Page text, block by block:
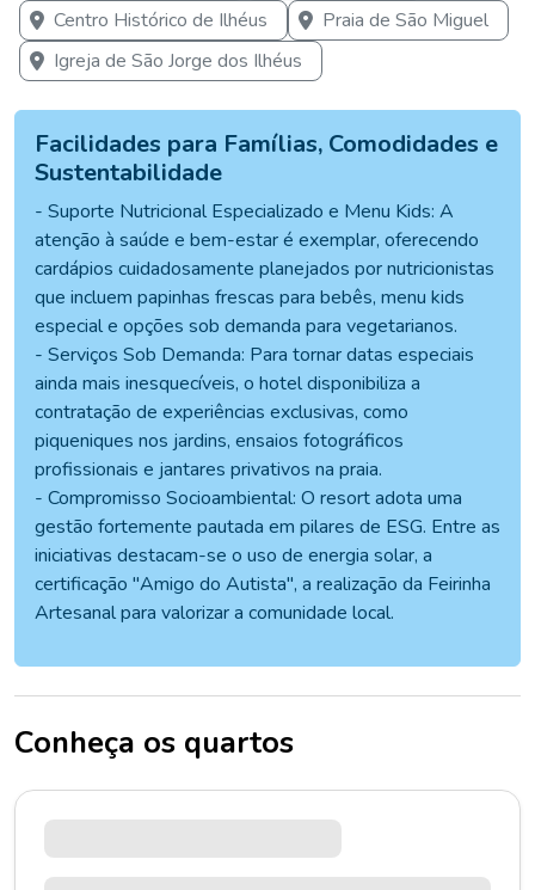
Centro Histórico de Ilhéus
Praia de São Miguel
Igreja de São Jorge dos Ilhéus
Facilidades para Famílias, Comodidades e
Sustentabilidade
- Suporte Nutricional Especializado e Menu Kids: A
atenção à saúde e bem-estar é exemplar, oferecendo
cardápios cuidadosamente planejados por nutricionistas
que incluem papinhas frescas para bebês, menu kids
especial e opções sob demanda para vegetarianos.
- Serviços Sob Demanda: Para tornar datas especiais
ainda mais inesquecíveis, o hotel disponibiliza a
contratação de experiências exclusivas, como
piqueniques nos jardins, ensaios fotográficos
profissionais e jantares privativos na praia.
- Compromisso Socioambiental: O resort adota uma
gestão fortemente pautada em pilares de ESG. Entre as
iniciativas destacam-se o uso de energia solar, a
certificação "Amigo do Autista", a realização da Feirinha
Artesanal para valorizar a comunidade local.
Conheça os quartos